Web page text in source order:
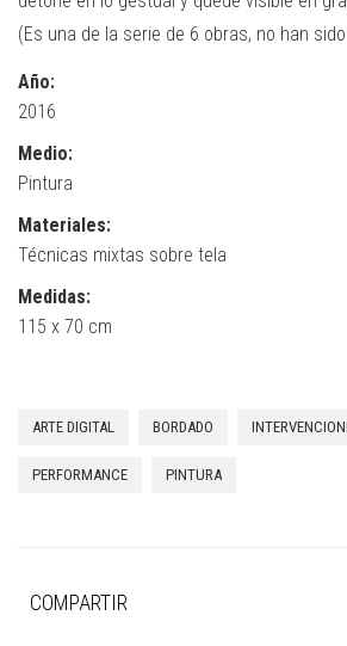
(Es una de la serie de 6 obras, no han
Año:
2016
Medio:
Pintura
Materiales:
Técnicas mixtas sobre tela
Medidas:
115 x 70 cm
ARTE DIGITAL BORDADO
PERFORMANCE PINTURA
COMPARTIR